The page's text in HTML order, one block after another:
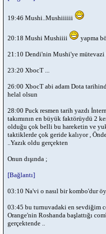
19:46 Mushi..Mushiiiiii
20:18 Mushi Mushiiii yapma
21:10 Dendi'nin Mushi'ye mütevazi
23:20 XbocT ...
26:00 XbocT abi adam Dota
helal olsun
28:00 Puck resmen tarih yazdı
takımının en büyük faktörüydü 2
olduğu çok belli bu hareketin ve
taktiklerde çok geride kalıyor ,
..Yazık oldu gerçekten
Onun dışında ;
[Bağlantı]
03:10 Na'vi o nasıl bir kombo'dur
03:45 bu turnuvadaki en sevdiğim
Orange'nin Roshanda başlattığı
gerçektende ..